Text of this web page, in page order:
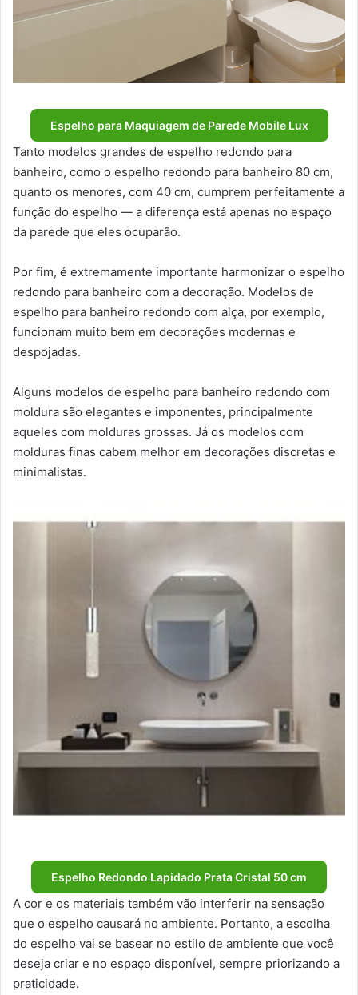
Espelho para Maquiagem de Parede Mobile Lux
Tanto modelos grandes de espelho redondo para
banheiro, como o espelho redondo para banheiro 80 cm,
quanto os menores, com 40 cm, cumprem perfeitamente a
função do espelho — a diferença está apenas no espaço
da parede que eles ocuparão.
Por fim, é extremamente importante harmonizar o espelho
redondo para banheiro com a decoração. Modelos de
espelho para banheiro redondo com alça, por exemplo,
funcionam muito bem em decorações modernas e
despojadas.
Alguns modelos de espelho para banheiro redondo com
moldura são elegantes e imponentes, principalmente
aqueles com molduras grossas. Já os modelos com
molduras finas cabem melhor em decorações discretas e
minimalistas.
Espelho Redondo Lapidado Prata Cristal 50 cm
A cor e os materiais também vão interferir na sensação
que o espelho causará no ambiente. Portanto, a escolha
do espelho vai se basear no estilo de ambiente que você
deseja criar e no espaço disponível, sempre priorizando a
praticidade.